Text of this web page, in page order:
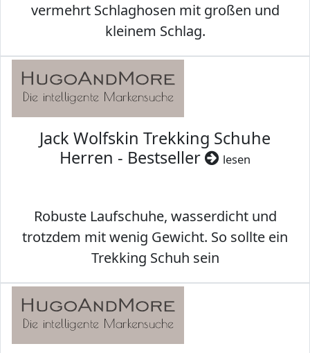
vermehrt Schlaghosen mit großen und
kleinem Schlag.
Jack Wolfskin Trekking Schuhe
Herren - Bestseller
lesen
Robuste Laufschuhe, wasserdicht und
trotzdem mit wenig Gewicht. So sollte ein
Trekking Schuh sein